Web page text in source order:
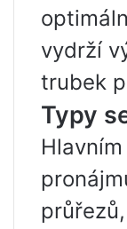
vydrží
trubek
Typy